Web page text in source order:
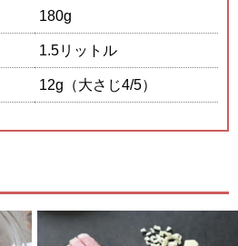
180g
1.5リットル
12g（大さじ4/5）